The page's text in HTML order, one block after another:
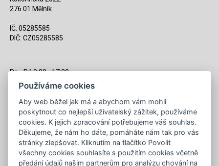
276 01 Mělník
IČ: 05285585
DIČ: CZ05285585
Po - Pá 9:00 - 17:00
(12:00 - 12:30 pauza)
Napište nám kdykoliv!
info@apiso.cz
Používáme cookies
Aby web běžel jak má a abychom vám mohli
poskytnout co nejlepší uživatelský zážitek, používáme
cookies. K jejich zpracování potřebujeme váš souhlas.
Děkujeme, že nám ho dáte, pomáháte nám tak pro vás
stránky zlepšovat. Kliknutím na tlačítko Povolit
všechny cookies souhlasíte s použitím cookies včetně
předání údajů našim partnerům pro analýzu chování na